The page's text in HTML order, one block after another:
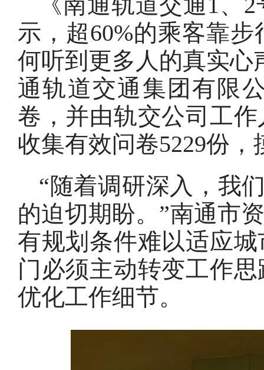
示，超60%的乘客靠
何听到更多人的真实心
通轨道交通集团有限
卷，并由轨交公司工
收集有效问卷5229份
“随着调研深入，我
的迫切期盼。”南通市
有规划条件难以适应
门必须主动转变工作
优化工作细节。